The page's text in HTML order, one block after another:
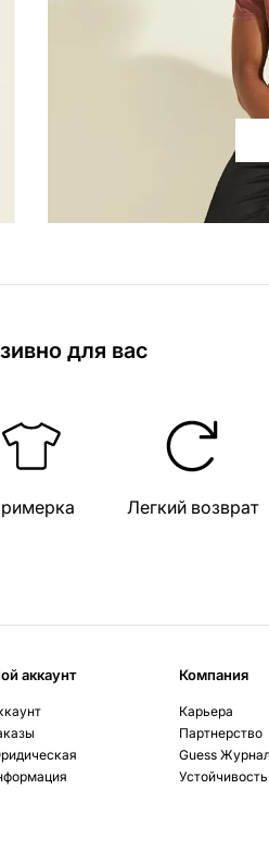
для вас
Легкий возврат
аккаунт Компания
Карьера
Партнерство
Guess Журнал
Устойчивость